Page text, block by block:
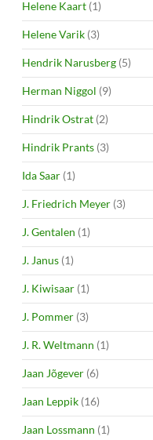
Helene Kaart (1)
Helene Varik (3)
Hendrik Narusberg (5)
Herman Niggol (9)
Hindrik Ostrat (2)
Hindrik Prants (3)
Ida Saar (1)
J. Friedrich Meyer (3)
J. Gentalen (1)
J. Janus (1)
J. Kiwisaar (1)
J. Pommer (3)
J. R. Weltmann (1)
Jaan Jõgever (6)
Jaan Leppik (16)
Jaan Lossmann (1)